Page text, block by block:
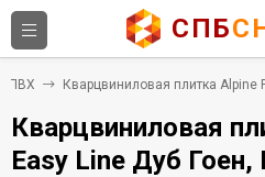
СПБ
ПВХ Кварцвиниловая плитка Alpine
Кварцвиниловая
Easy Line Дуб